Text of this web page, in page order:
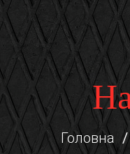
Головна